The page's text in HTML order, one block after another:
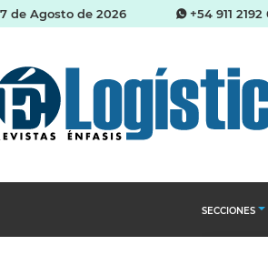
de Agosto de 2026 +54 911 2192
SECCIONES